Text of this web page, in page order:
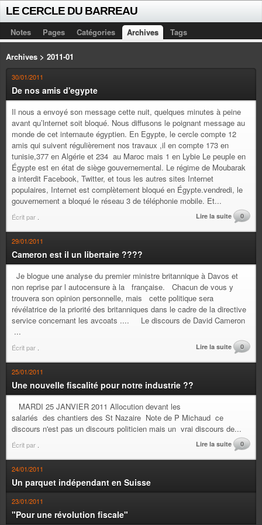
LE CERCLE DU BARREAU
Notes Pages Catégories Archives Tags
Archives > 2011-01
30/01/2011
De nos amis d'egypte
Il nous a envoyé son message cette nuit, quelques minutes à peine
avant qu’lnternet soit bloqué. Nous diffusons le poignant message au
monde de cet internaute égyptien. En Egypte, le cercle compte 12
amis qui suivent régulièrement nos travaux ,il en compte 173 en
tunisie,377 en Algérie et 234 au Maroc mais 1 en Lybie Le peuple en
Égypte est en état de siège gouvernemental. Le régime de Moubarak
a interdit Facebook, Twitter, et tous les autres sites Internet
populaires, Internet est complètement bloqué en Égypte.vendredi, le
gouvernement a bloqué le réseau 3 de téléphonie mobile. Et...
Écrit par Lire la suite 0
29/01/2011
Cameron est il un libertaire ????
Je blogue une analyse du premier ministre britannique à Davos et
non reprise par l autocensure à la française. Chacun de vous y
trouvera son opinion personnelle, mais cette politique sera
révélatrice de la priorité des britanniques dans le cadre de la directive
service concernant les avcoats .... Le discours de David Cameron
...
Écrit par Lire la suite 0
25/01/2011
Une nouvelle fiscalité pour notre industrie ??
MARDI 25 JANVIER 2011 Allocution devant les
salariés des chantiers des St Nazaire Note de P Michaud ce
discours n'est pas un discours politicien mais un vrai discours de...
Écrit par Lire la suite 0
24/01/2011
Un parquet indépendant en Suisse
23/01/2011
"Pour une révolution fiscale"